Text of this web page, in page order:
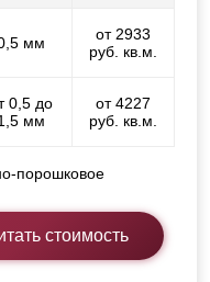
мм
от 2933
руб. кв.м.
0,5 до
мм
от 4227
руб. кв.м.
порошковое
стоимость